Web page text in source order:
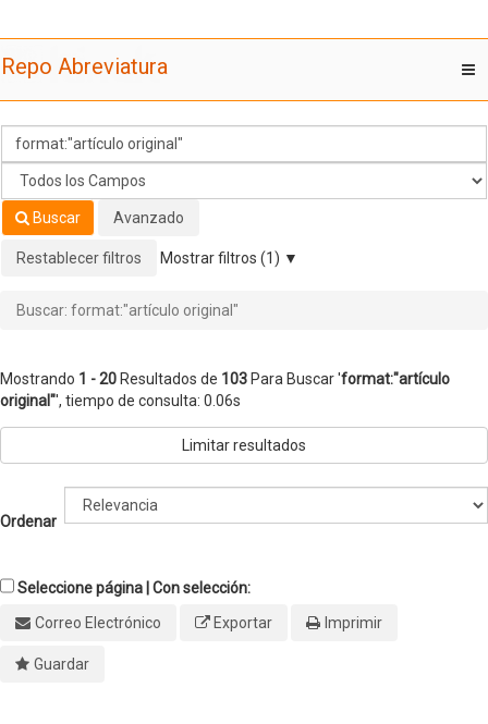
original" '
Repo Abreviatura
Buscar Avanzado
Restablecer filtros Mostrar filtros (1)
Buscar: format:"artículo original"
Mostrando 1 - 20 Resultados de 103 Para Buscar 'format:"artículo
original"', tiempo de consulta: 0.06s
Limitar resultados
Ordenar
Seleccione página | Con selección:
Correo Electrónico
Exportar Imprimir
Guardar